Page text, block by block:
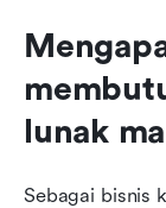
lunak
Sebagai bisnis